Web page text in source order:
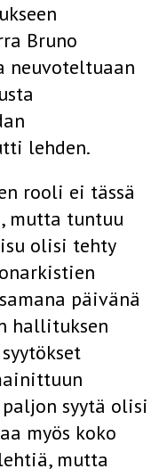
Bruno
neuvoteltuaan
lehden.
rooli ei tässä
mutta tuntuu
olisi tehty
päivänä
hallituksen
syytä olisi
myös koko
mutta